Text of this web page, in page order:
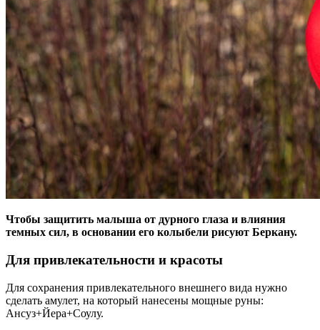
Чтобы защитить малыша от дурного глаза и влияния
темных сил, в основании его колыбели рисуют Беркану.
Для привлекательности и красоты
Для сохранения привлекательного внешнего вида нужно
сделать амулет, на который нанесены мощные руны:
Ансуз+Йера+Соулу.